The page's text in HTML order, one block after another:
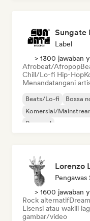
Sungate
Label
> 1300 jawaban
Afrobeat/Afropop
Chill/Lo-fi Hip-Hop
Menandatangani
Beats/Lo-fi Bossa
Komersial/
Pop soul
Lorenzo
Pengawas
> 1600 jawaban
Rock alternatif
Lisensi atau wakili
gambar/video